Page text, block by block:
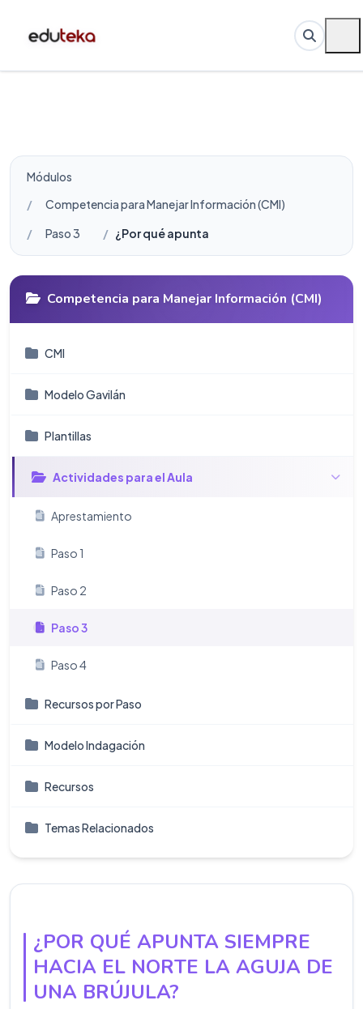
Módulos
Competencia para Manejar Información (CMI)
Paso 3
¿Por qué apunta siempre hacia el norte la
Competencia para Manejar Información (CMI)
CMI
Modelo Gavilán
Plantillas
Actividades para el Aula
Aprestamiento
Paso 1
Paso 2
Paso 3
Paso 4
Recursos por Paso
Modelo Indagación
Recursos
Temas Relacionados
¿POR QUÉ APUNTA SIEMPRE
HACIA EL NORTE LA AGUJA DE
UNA BRÚJULA?